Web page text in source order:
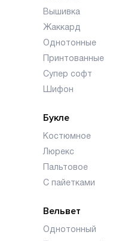
Вышивка
Жаккард
Однотонные
Принтованные
Супер софт
Шифон
Букле
Костюмное
Люрекс
Пальтовое
С пайетками
Вельвет
Однотонный